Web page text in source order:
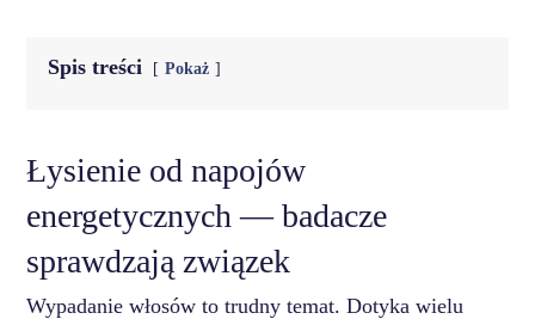
Spis treści Pokaż
Łysienie od napojów
energetycznych — badacze
sprawdzają związek
Wypadanie włosów to trudny temat. Dotyka wielu